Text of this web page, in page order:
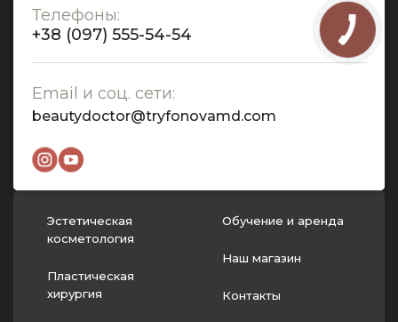
Эстетическая
косметология
Пластическая
хирургия
Обучение и аренда
Наш магазин
Контакты
Телефоны:
+38 (097) 555-54-54
Email и соц. сети:
beautydoctor@tryfonovamd.com